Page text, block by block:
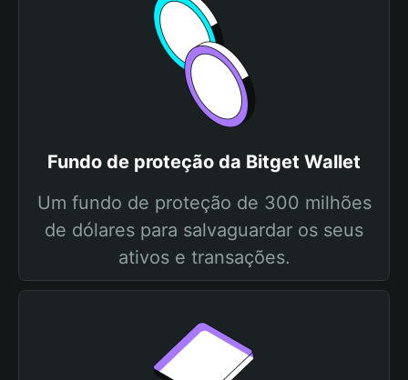
Fundo de proteção da Bitget Wallet
Um fundo de proteção de 300 milhões
de dólares para salvaguardar os seus
ativos e transações.